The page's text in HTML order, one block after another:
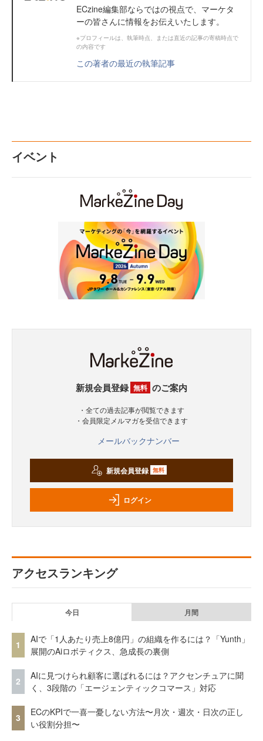
ECzine編集部ならではの視点で、マーケタ
ーの皆さんに情報をお伝えいたします。
※プロフィールは、執筆時点、または直近の記事の寄稿時点で
の内容です
この著者の最近の執筆記事
イベント
新規会員登録 無料 のご案内
・全ての過去記事が閲覧できます
・会員限定メルマガを受信できます
メールバックナンバー
新規会員登録 無料
ログイン
アクセスランキング
今日 月間
1
AIで「1人あたり売上8億円」の組織を作るには？「Yunth」
展開のAiロボティクス、急成長の裏側
2
AIに見つけられ顧客に選ばれるには？アクセンチュアに聞
く、3段階の「エージェンティックコマース」対応
3
ECのKPIで一喜一憂しない方法〜月次・週次・日次の正し
い役割分担〜